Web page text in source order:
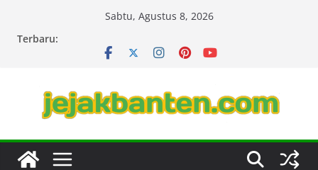
Sabtu, Agustus 8, 2026
Terbaru: